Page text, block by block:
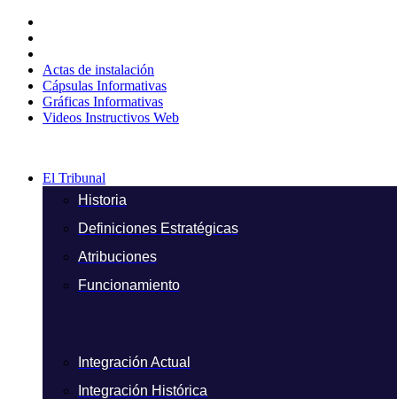
contenido
Actas de instalación
Cápsulas Informativas
Gráficas Informativas
Videos Instructivos Web
El Tribunal
Historia
Definiciones Estratégicas
Atribuciones
Funcionamiento
Integración Actual
Integración Histórica